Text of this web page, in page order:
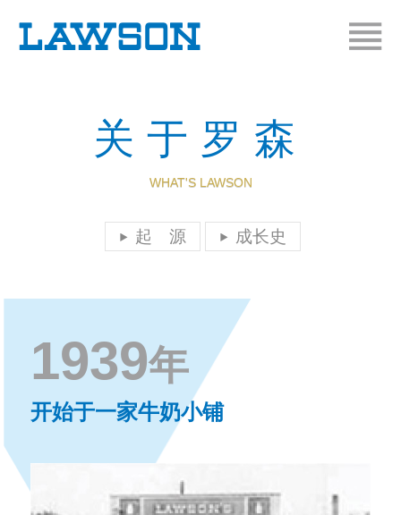
关于罗森
WHAT'S LAWSON
起 源 成长史
1939年
开始于一家牛奶小铺